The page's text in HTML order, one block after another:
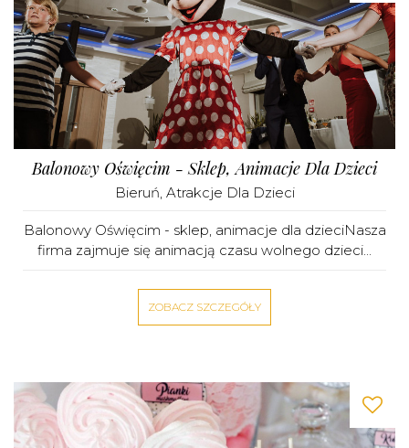
Balonowy Oświęcim - Sklep, Animacje Dla Dzieci
Bieruń, Atrakcje Dla Dzieci
Balonowy Oświęcim - sklep, animacje dla dzieciNasza
firma zajmuje się animacją czasu wolnego dzieci...
ZOBACZ SZCZEGÓŁY